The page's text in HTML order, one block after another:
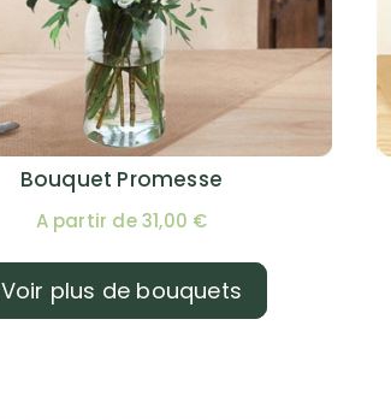
Bouquet Promesse
A partir de 31,00 €
Voir plus de bouquets